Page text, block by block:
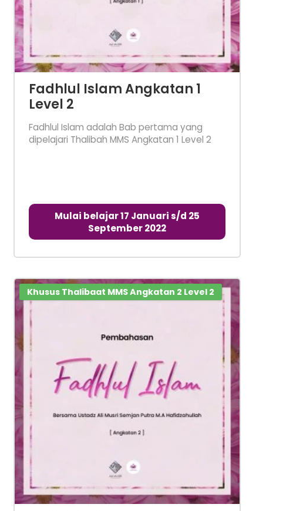
Fadhlul Islam Angkatan 1
Level 2
Fadhlul Islam adalah Bab pertama yang
dipelajari Thalibah MMS Angkatan 1 Level 2
Mulai belajar 17 Januari s/d 25
September 2022
Khusus Thalibaat MMS Angkatan 2 Level 2